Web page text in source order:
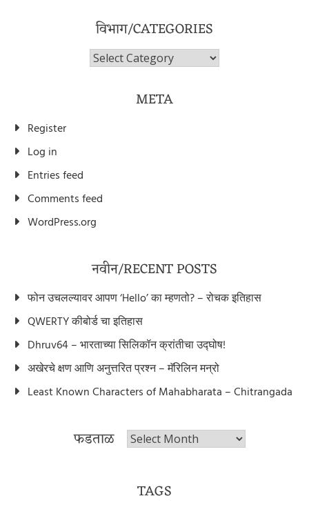
विभाग/CATEGORIES
विभाग/Categories
META
Register
Log in
Entries feed
Comments feed
WordPress.org
नवीन/RECENT POSTS
फोन उचलल्यावर आपण ‘Hello’ का म्हणतो? – रोचक इतिहास
QWERTY कीबोर्ड चा इतिहास
Dhruv64 – भारताच्या सिलिकॉन क्रांतीचा उद्घोष!
अखेरचे क्षण आणि अनुत्तरित प्रश्न – मॅरिलिन मन्रो
Least Known Characters of Mahabharata – Chitrangada
फडताळ फडताळ
TAGS